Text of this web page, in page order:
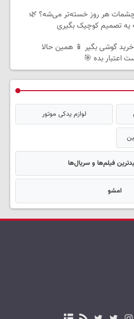
هر روز خسته‌تر می‌شه؟ 🌿
یه تصمیم کوچیک بگیری
خرید گوشی بگیر 📱 همین حالا
اعتبار بده 🎯
لوازم یدکی موتور
فیلم‌ها و سریال‌ها
امشو